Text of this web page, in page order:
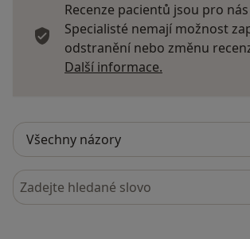
Recenze pacientů jsou pro
Specialisté nemají možnost
odstranění nebo změnu
Další informace.
Hledejte v názorech